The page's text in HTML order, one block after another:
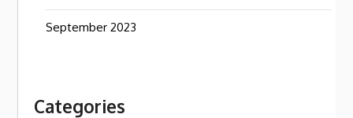
September 2023
Categories